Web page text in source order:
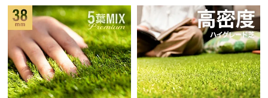
特殊な「つや消し加工」で葉の不自然な光の反射を
抑え、より自然で美しい質感を再現しました。